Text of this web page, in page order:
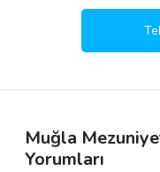
Muğla
Yorumları